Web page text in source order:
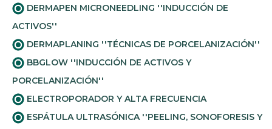
DERMAPEN MICRONEEDLING ''INDUCCIÓN DE
ACTIVOS''
DERMAPLANING ''TÉCNICAS DE PORCELANIZACIÓN''
BBGLOW ''INDUCCIÓN DE ACTIVOS Y
PORCELANIZACIÓN''
ELECTROPORADOR Y ALTA FRECUENCIA
ESPÁTULA ULTRASÓNICA ''PEELING, SONOFORESIS Y